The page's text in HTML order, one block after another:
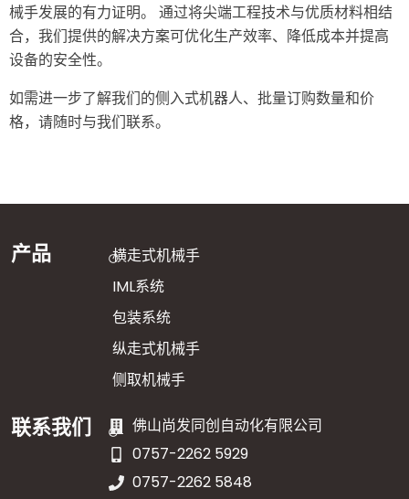
械手发展的有力证明。 通过将尖端工程技术与优质材料相结
合，我们提供的解决方案可优化生产效率、降低成本并提高
设备的安全性。
如需进一步了解我们的侧入式机器人、批量订购数量和价
格，请随时与我们联系。
产品
横走式机械手
IML系统
包装系统
纵走式机械手
侧取机械手
联系我们
佛山尚发同创自动化有限公司
0757-2262 5929
0757-2262 5848